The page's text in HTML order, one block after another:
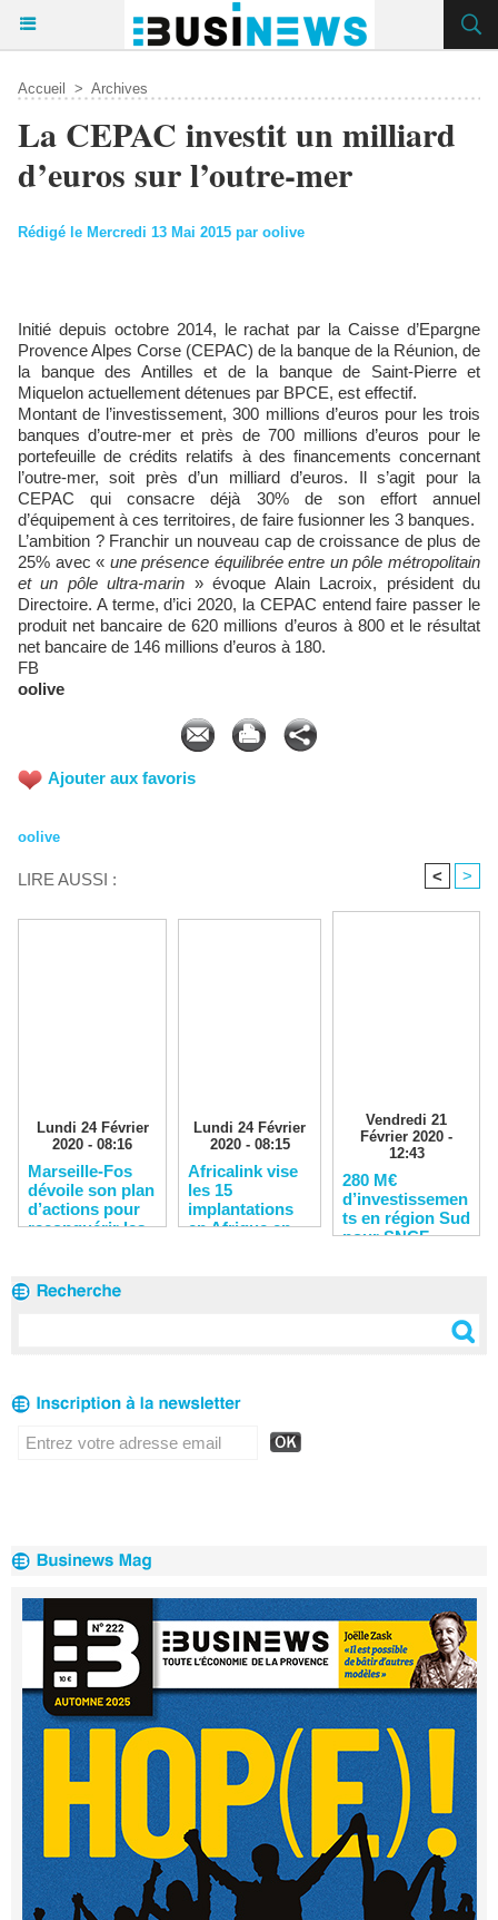
Accueil > Archives
La CEPAC investit un milliard
d’euros sur l’outre-mer
Rédigé le Mercredi 13 Mai 2015 par oolive
Initié depuis octobre 2014, le rachat par la Caisse d’Epargne
Provence Alpes Corse (CEPAC) de la banque de la Réunion, de
la banque des Antilles et de la banque de Saint-Pierre et
Miquelon actuellement détenues par BPCE, est effectif.
Montant de l’investissement, 300 millions d’euros pour les trois
banques d’outre-mer et près de 700 millions d’euros pour le
portefeuille de crédits relatifs à des financements concernant
l’outre-mer, soit près d’un milliard d’euros. Il s’agit pour la
CEPAC qui consacre déjà 30% de son effort annuel
d’équipement à ces territoires, de faire fusionner les 3 banques.
L’ambition ? Franchir un nouveau cap de croissance de plus de
25% avec « une présence équilibrée entre un pôle métropolitain
et un pôle ultra-marin » évoque Alain Lacroix, président du
Directoire. A terme, d’ici 2020, la CEPAC entend faire passer le
produit net bancaire de 620 millions d’euros à 800 et le résultat
net bancaire de 146 millions d’euros à 180.
FB
oolive
Ajouter aux favoris
oolive
LIRE AUSSI : < >
Lundi 24 Février
2020 - 08:16
Marseille-Fos
dévoile son plan
d’actions pour
reconquérir les
Lundi 24 Février
2020 - 08:15
Africalink vise
les 15
implantations
en Afrique en
Vendredi 21
Février 2020 -
12:43
280 M€
d’investissemen
ts en région Sud
pour SNCF